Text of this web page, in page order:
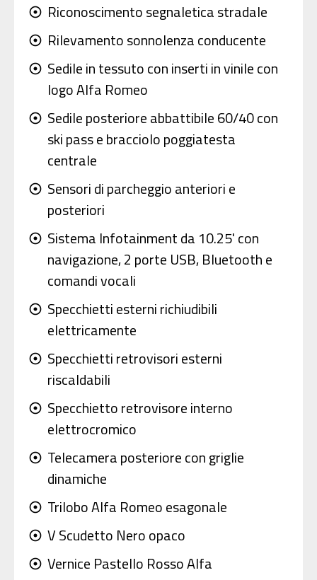
adjust Riconoscimento segnaletica stradale
adjust Rilevamento sonnolenza conducente
adjust Sedile in tessuto con inserti in vinile con
logo Alfa Romeo
adjust Sedile posteriore abbattibile 60/40 con
ski pass e bracciolo poggiatesta
centrale
adjust Sensori di parcheggio anteriori e
posteriori
adjust Sistema Infotainment da 10.25' con
navigazione, 2 porte USB, Bluetooth e
comandi vocali
adjust Specchietti esterni richiudibili
elettricamente
adjust Specchietti retrovisori esterni
riscaldabili
adjust Specchietto retrovisore interno
elettrocromico
adjust Telecamera posteriore con griglie
dinamiche
adjust Trilobo Alfa Romeo esagonale
adjust V Scudetto Nero opaco
adjust Vernice Pastello Rosso Alfa